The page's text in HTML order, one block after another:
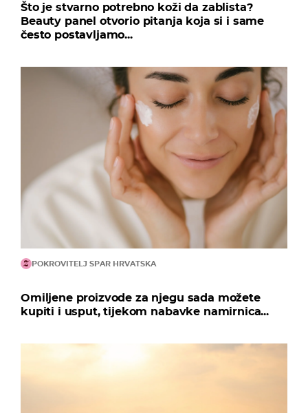
Što je stvarno potrebno koži da zablista?
Beauty panel otvorio pitanja koja si i same
često postavljamo...
POKROVITELJ SPAR HRVATSKA
Omiljene proizvode za njegu sada možete
kupiti i usput, tijekom nabavke namirnica...